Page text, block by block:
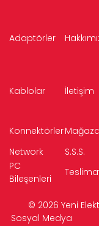
Adaptörler
Kablolar İletişim
KonnektörlerMağaza
Network
S.S.S.
PC
Bileşenleri
© 2026 Yeni